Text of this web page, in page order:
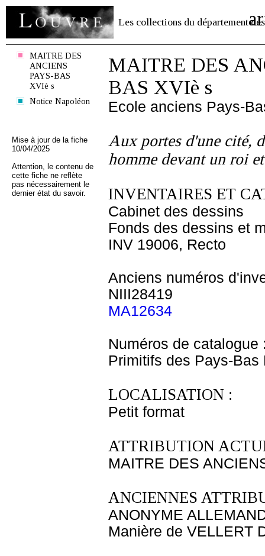
Les collections du département des
MAITRE DES
ANCIENS
PAYS-BAS
XVIè s
Notice Napoléon
Mise à jour de la fiche
10/04/2025
Attention, le contenu de
cette fiche ne reflète
pas nécessairement le
dernier état du savoir.
MAITRE DES
BAS XVIè s
Ecole anciens Pays-
Aux portes d'une cité,
homme devant un roi
INVENTAIRES ET
Cabinet des dessins
Fonds des dessins et
INV 19006, Recto
Anciens numéros
NIII28419
MA12634
Numéros de catalogue
Primitifs des Pays-Bas
LOCALISATION :
Petit format
ATTRIBUTION
MAITRE DES
ANCIENNES
ANONYME
Manière de VELLERT